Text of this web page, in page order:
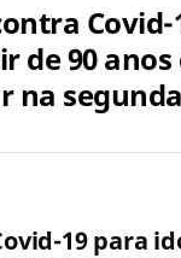
Covid-
de 90
na
19 para